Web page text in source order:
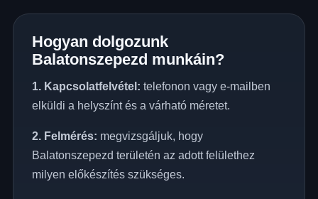
Hogyan dolgozunk
Balatonszepezd munkáin?
1. Kapcsolatfelvétel: telefonon vagy e-mailben
elküldi a helyszínt és a várható méretet.
2. Felmérés: megvizsgáljuk, hogy
Balatonszepezd területén az adott felülethez
milyen előkészítés szükséges.